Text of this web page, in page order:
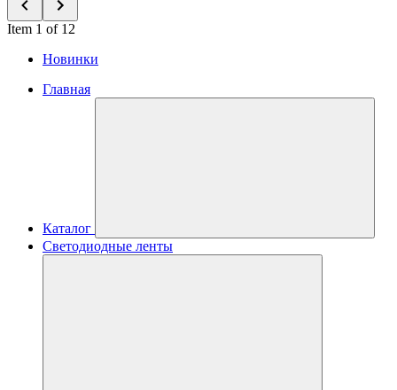
Item 1 of 12
Новинки
Главная
Каталог
Светодиодные ленты